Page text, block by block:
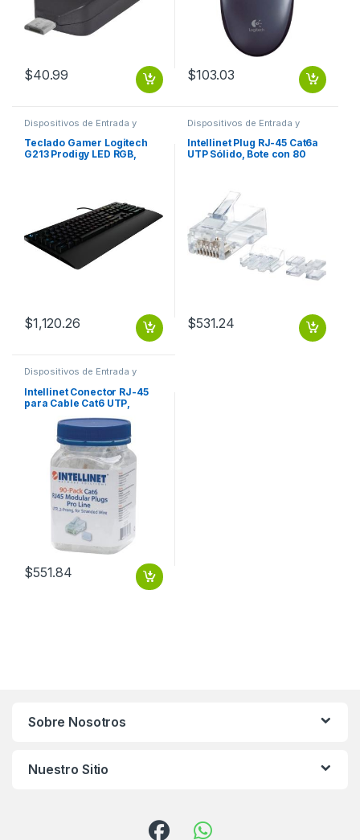
$40.99 $103.03
Dispositivos de Entrada y
Salida Teclados y Keypads
Teclado Gamer Logitech
G213 Prodigy LED RGB,
$1,120.26
Dispositivos de Entrada y
Salida
Intellinet Plug RJ-45 Cat6a
UTP Sólido, Bote con 80
$531.24
Dispositivos de Entrada y
Intellinet Conector RJ-45
para Cable Cat6 UTP,
MULTIFILAR 90PZS
CONTACTO CHAPA ORO
$551.84
Sobre Nosotros
Nuestro Sitio